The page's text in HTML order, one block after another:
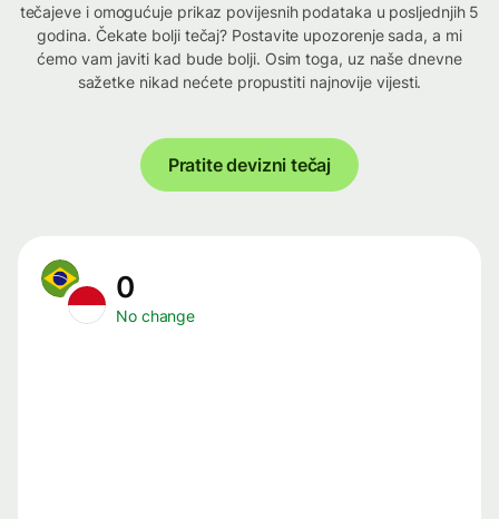
tečajeve i omogućuje prikaz povijesnih podataka u posljednjih 5
godina. Čekate bolji tečaj? Postavite upozorenje sada, a mi
ćemo vam javiti kad bude bolji. Osim toga, uz naše dnevne
sažetke nikad nećete propustiti najnovije vijesti.
Pratite devizni tečaj
0
No change